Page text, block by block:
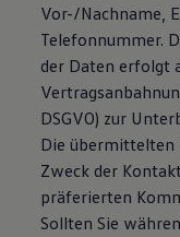
Vor-/Nachname,
Telefonnummer.
der Daten erfolgt
DSGVO) zur
Die übermittelten
Zweck der
präferierten
Sollten Sie